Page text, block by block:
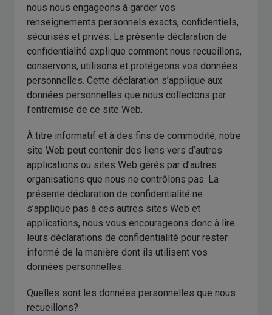
nous nous engageons à garder vos
renseignements personnels exacts, confidentiels,
sécurisés et privés. La présente déclaration de
confidentialité explique comment nous recueillons,
conservons, utilisons et protégeons vos données
personnelles. Cette déclaration s’applique aux
données personnelles que nous collectons par
l’entremise de ce site Web.
À titre informatif et à des fins de commodité, notre
site Web peut contenir des liens vers d’autres
applications ou sites Web gérés par d’autres
organisations que nous ne contrôlons pas. La
présente déclaration de confidentialité ne
s’applique pas à ces autres sites Web et
applications, nous vous encourageons donc à lire
leurs déclarations de confidentialité pour rester
informé de la manière dont ils utilisent vos
données personnelles.
Quelles sont les données personnelles que nous
recueillons?